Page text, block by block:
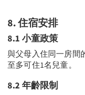
8.住宿安排
8.1 小童政策
與父母入住同一房間
至多可住1名兒童。
8.2 年齡限制